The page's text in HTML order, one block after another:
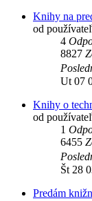
Knihy na
od
4
8827
Ut 07
Knihy o
od
1
6455
Št 28
Predám